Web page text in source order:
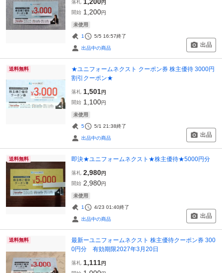
落札
円
開始 1,200円
未使用
1 5/5 16:57終了
出品中の商品 出品
送料無料
★ユニフォームネクスト クーポン券 株主優待 3000円
割引クーポン★
落札 1,501円
開始 1,100円
未使用
5 5/1 21:38終了
出品中の商品 出品
送料無料 即決★ユニフォームネクスト★株主優待★5000円分
落札 2,980円
開始 2,980円
未使用
1 4/23 01:40終了
出品中の商品 出品
送料無料
最新ーユニフォームネクスト 株主優待クーポン券 300
0円分 有効期限2027年3月20日
落札 1,111円